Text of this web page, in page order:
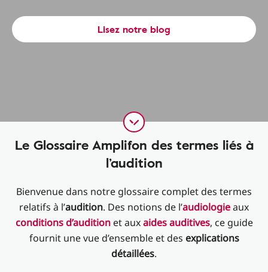
Lisez notre blog
Le Glossaire Amplifon des termes liés à
l’audition
Bienvenue dans notre glossaire complet des termes
relatifs à l’audition. Des notions de l’audiologieaux
conditions d’auditionet auxaides auditives, ce guide
fournit une vue d’ensemble et des explications
détaillées.